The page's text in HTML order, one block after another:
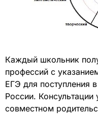
Каждый школьник
профессий с
ЕГЭ для поступления
России.
совместном